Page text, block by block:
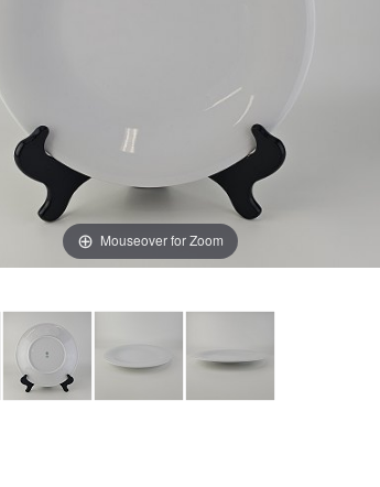
Mouseover for Zoom